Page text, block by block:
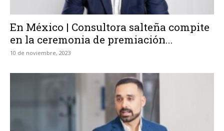
En México | Consultora salteña compite
en la ceremonia de premiación...
10 de noviembre, 2023